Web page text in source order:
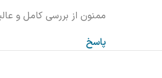
ممنون از بررسی کامل و
پاسخ